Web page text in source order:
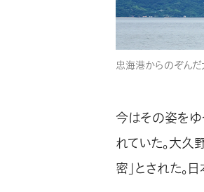
忠海港からのぞんだ
今はその姿をゆ
れていた。大久
密」とされた。